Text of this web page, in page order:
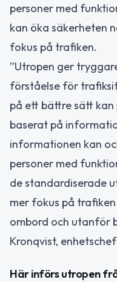
personer med
kan öka säkerheten
fokus på trafiken.
”Utropen ger
förståelse för
på ett bättre sätt kan
baserat på
informationen kan
personer med
de standardiserade
mer fokus på
ombord och utanför
Kronqvist,
Här införs utropen